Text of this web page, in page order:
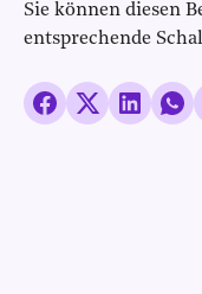
Sie können diesen
entsprechende